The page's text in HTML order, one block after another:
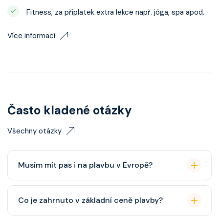
Fitness, za příplatek extra lekce např. jóga, spa apod.
Více informací
Často kladené otázky
Všechny otázky
Musím mít pas i na plavbu v Evropě?
Evropě stačí. Doporučuje se platnost minimálně 6
měsíců po skončení plavby.
Co je zahrnuto v základní ceně plavby?